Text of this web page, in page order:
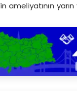
ameliyatının yarın